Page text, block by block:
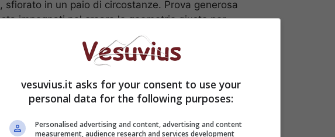
in un paio di circostanze. Prova generosa
impegnati nel creare le geometrie giuste per
non influire su una condizione atletica che,
campionato. Marek c’è ed è tornato al
ha sbloccato la partita e soprattutto
imbeccato dal solito Hamsik) che è andato a
la marcatura di Cannavaro. Breve movimento
vesuvius.it asks for your consent to use your
personal data for the following purposes:
Personalised advertising and content, advertising and content
measurement, audience research and services development